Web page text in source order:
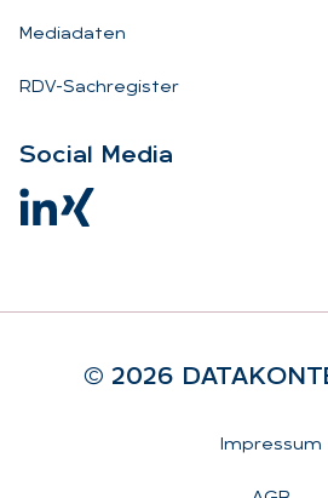
Mediadaten
RDV-Sachregister
So­ci­al Me­dia
© 2026
Impressum